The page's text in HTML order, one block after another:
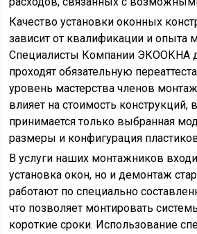
Качество установки оконных
зависит от квалификации и опыта
Специалисты Компании ЭКООКНА
проходят обязательную
уровень мастерства членов
влияет на стоимость конструкций,
принимается только выбранная
размеры и конфигурация
В услуги наших монтажников
установка окон, но и демонтаж
работают по специально
что позволяет монтировать
короткие сроки. Использование